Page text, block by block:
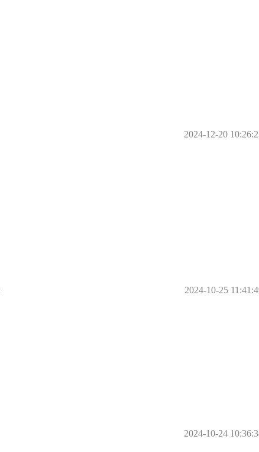
2024-12-20
2024-10-25
2024-10-24